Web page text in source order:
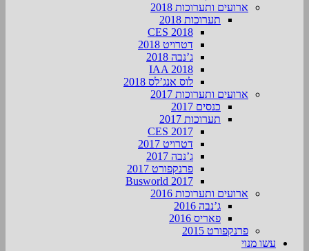
ארועים ותערוכות 2018
תערוכות 2018
CES 2018
דטרויט 2018
ג’נבה 2018
IAA 2018
לוס אנג’לס 2018
ארועים ותערוכות 2017
כנסים 2017
תערוכות 2017
CES 2017
דטרויט 2017
ג’נבה 2017
פרנקפורט 2017
Busworld 2017
ארועים ותערוכות 2016
ג’נבה 2016
פאריס 2016
פרנקפורט 2015
עשו מנוי